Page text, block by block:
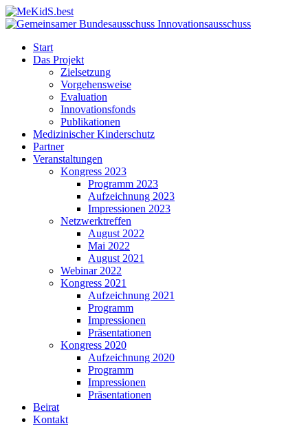
Start
Das Projekt
Zielsetzung
Vorgehensweise
Evaluation
Innovationsfonds
Publikationen
Medizinischer Kinderschutz
Partner
Veranstaltungen
Kongress 2023
Programm 2023
Aufzeichnung 2023
Impressionen 2023
Netzwerktreffen
August 2022
Mai 2022
August 2021
Webinar 2022
Kongress 2021
Aufzeichnung 2021
Programm
Impressionen
Präsentationen
Kongress 2020
Aufzeichnung 2020
Programm
Impressionen
Präsentationen
Beirat
Kontakt